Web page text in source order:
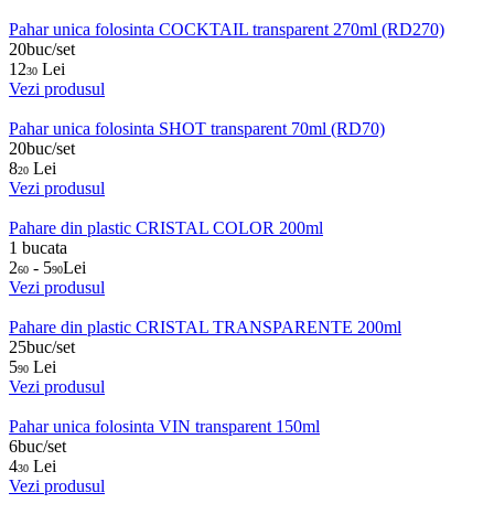
Pahar unica folosinta COCKTAIL transparent 270ml (RD270)
20buc/set
1230 Lei
Vezi produsul
Pahar unica folosinta SHOT transparent 70ml (RD70)
20buc/set
820 Lei
Vezi produsul
Pahare din plastic CRISTAL COLOR 200ml
1 bucata
260 - 590Lei
Vezi produsul
Pahare din plastic CRISTAL TRANSPARENTE 200ml
25buc/set
590 Lei
Vezi produsul
Pahar unica folosinta VIN transparent 150ml
6buc/set
430 Lei
Vezi produsul